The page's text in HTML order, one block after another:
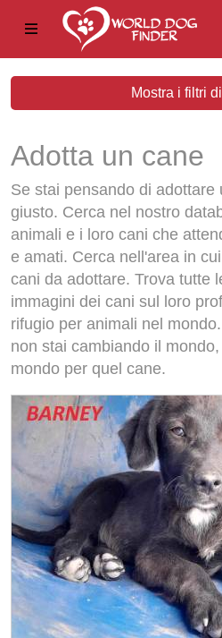
Mostra i filtri
Adotta un cane
Se stai pensando di adottare
giusto. Cerca nel nostro
animali e i loro cani che
e amati. Cerca nell'area in
cani da adottare. Trova tutte
immagini dei cani sul loro
rifugio per animali nel
non stai cambiando il
mondo per quel cane.